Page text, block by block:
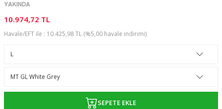
YAKINDA
10.974,72 TL
Havale/EFT ile : 10.425,98 TL (%5,00 havale indirimi)
SEPETE EKLE